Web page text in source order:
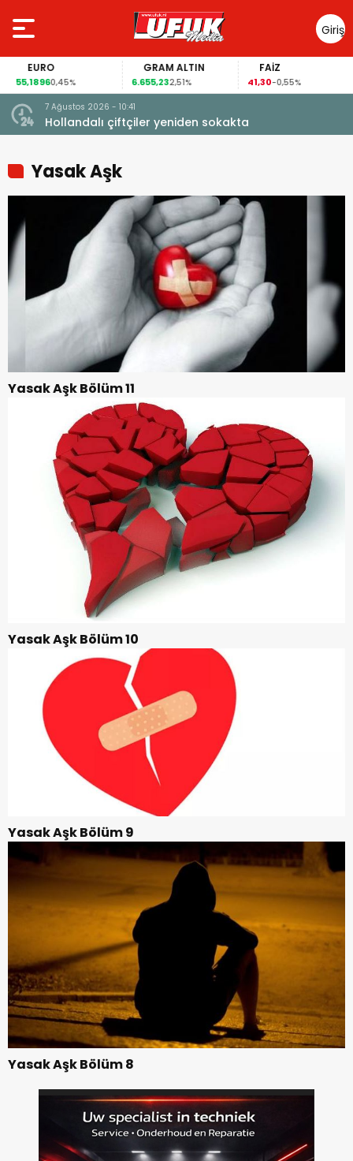
Giriş
Yap
EURO
55,18960,45%
GRAM ALTIN
6.655,232,51%
FAİZ
41,30-0,55%
şoke
7 Ağustos 2026 - 10:41
Hollandalı çiftçiler yeniden sokakta
Yasak Aşk
Yasak Aşk Bölüm 11
Yasak Aşk Bölüm 10
Yasak Aşk Bölüm 9
Yasak Aşk Bölüm 8